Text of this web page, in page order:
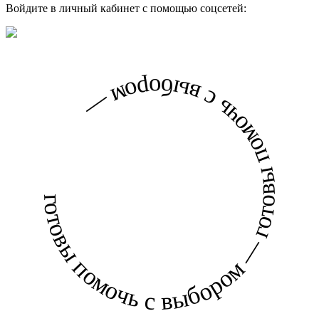
Войдите в личный кабинет с помощью соцсетей:
готовы помочь с выбором — готовы помочь с выбором —